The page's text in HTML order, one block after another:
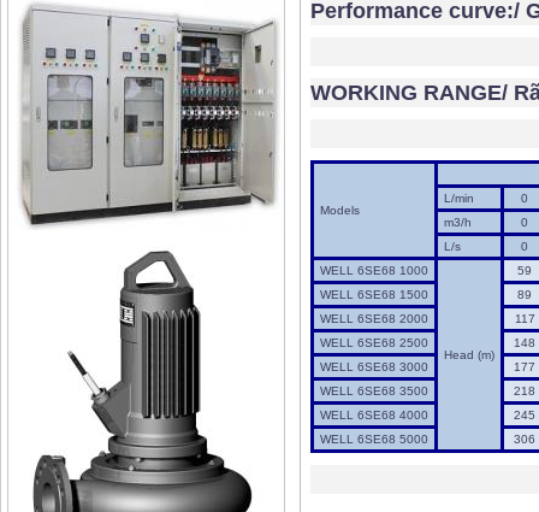
Performance curve:/
WORKING RANGE/
Models
L/min
0
m3/h
0
L/s
0
WELL 6SE68 1000
Head (m)
59
WELL 6SE68 1500
89
WELL 6SE68 2000
117
WELL 6SE68 2500
148
WELL 6SE68 3000
177
WELL 6SE68 3500
218
WELL 6SE68 4000
245
WELL 6SE68 5000
306